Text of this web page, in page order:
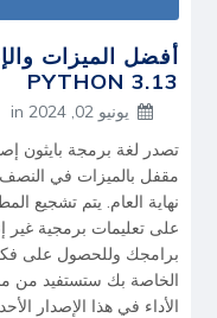
أفضل الميزات
PYTHON 3.13
يونيو 02, 2024 in
تصدر لغة برمجة بايثون
مقفل بالميزات في النصف
نهاية العام. يتم تشجيع
على تعليمات برمجية غير
برامجك وللحصول على
الخاصة بك ستستفيد من
الأداء في هذا الإصدار